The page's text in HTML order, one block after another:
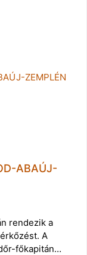
ABAÚJ-
rendezik a
A
főkapitán…